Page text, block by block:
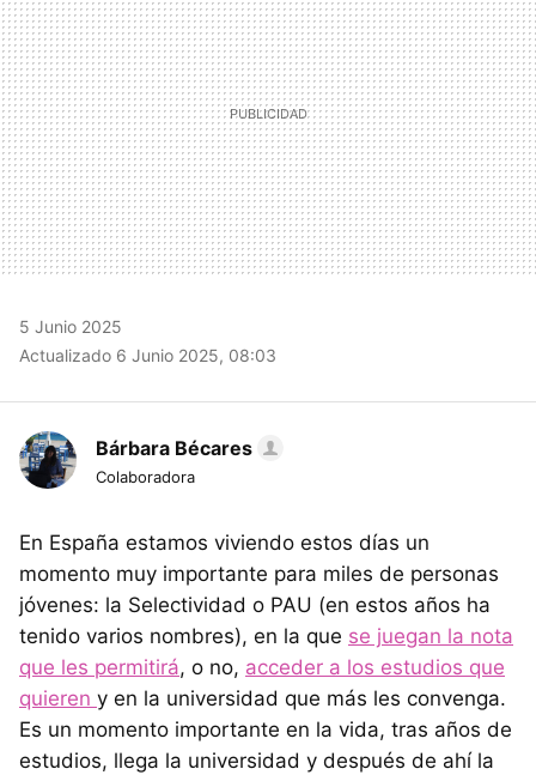
5 Junio 2025
Actualizado 6 Junio 2025, 08:03
Bárbara Bécares
Colaboradora
En España estamos viviendo estos días un
momento muy importante para miles de personas
jóvenes: la Selectividad o PAU (en estos años ha
tenido varios nombres), en la que se juegan la nota
que les permitirá, o no, acceder a los estudios que
quieren y en la universidad que más les convenga.
Es un momento importante en la vida, tras años de
estudios, llega la universidad y después de ahí la